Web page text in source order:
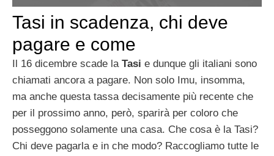
Tasi in scadenza, chi deve
pagare e come
Il 16 dicembre scade la Tasi e dunque gli italiani sono
chiamati ancora a pagare. Non solo Imu, insomma,
ma anche questa tassa decisamente più recente che
per il prossimo anno, però, sparirà per coloro che
posseggono solamente una casa. Che cosa è la Tasi?
Chi deve pagarla e in che modo? Raccogliamo tutte le